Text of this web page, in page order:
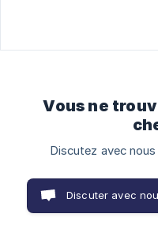
Vous ne
Discutez avec
Discuter avec